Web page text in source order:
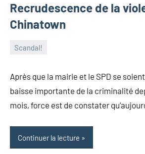
Recrudescence de la
Chinatown
Scandal!
2018
Après que la mairie et le SPD se
baisse importante de la criminalité
mois, force est de constater
Continuer la lecture